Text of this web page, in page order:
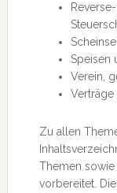
Speisen
Verein,
Zu allen
Themen sowie
vorbereitet.